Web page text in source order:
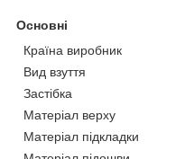
Основні
Країна виробник
Вид взуття
Застібка
Матеріал верху
Матеріал підкладки